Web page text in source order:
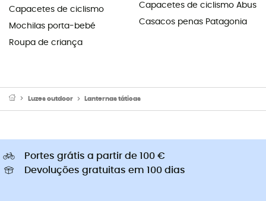
Capacetes de ciclismo
Mochilas porta-bebé
Roupa de criança
Capacetes de ciclismo Abus
Casacos penas Patagonia
Luzes outdoor Lanternas táticas
Portes grátis a partir de 100 €
Devoluções gratuitas em 100 dias